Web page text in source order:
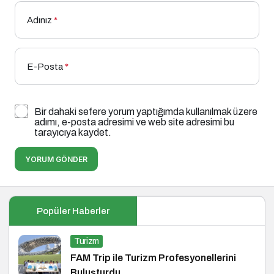
Adınız *
E-Posta*
Bir dahaki sefere yorum yaptığımda kullanılmak üzere
adımı, e-posta adresimi ve web site adresimi bu
tarayıcıya kaydet.
YORUM GÖNDER
Popüler Haberler
Turizm
FAM Trip ile Turizm Profesyonellerini